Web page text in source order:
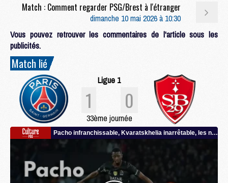
Match : Comment regarder PSG/Brest à l'étranger
dimanche 10 mai 2026 à 10:30
Vous pouvez retrouver les commentaires de l'article sous les
publicités.
Match lié
Ligue 1
1 0
33ème journée